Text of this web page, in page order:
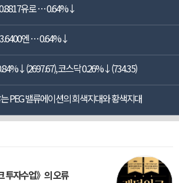
유로 … 0.64%↓
엔 … 0.64%↓
코스닥 0.26%↓(734.35)
PEG 밸류에이션의 회색지대와 황색지대
투자수업》의 오류